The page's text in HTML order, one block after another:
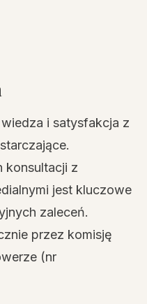
i satysfakcja z
konsultacji z
jest kluczowe
zaleceń.
przez komisję
(nr